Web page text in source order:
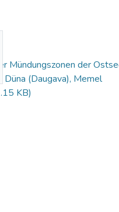
Mündungszonen der
Düna (Daugava), Memel
KB)